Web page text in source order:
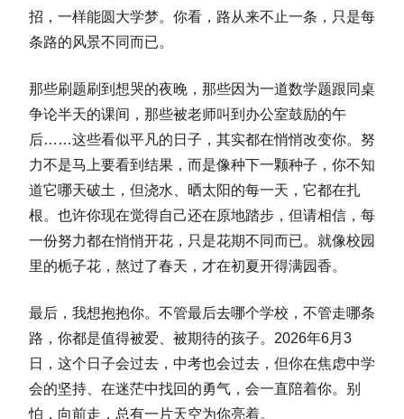
招，一样能圆大学梦。你看，路从来不止一条，只是每
条路的风景不同而已。
那些刷题刷到想哭的夜晚，那些因为一道数学题跟同桌
争论半天的课间，那些被老师叫到办公室鼓励的午
后……这些看似平凡的日子，其实都在悄悄改变你。努
力不是马上要看到结果，而是像种下一颗种子，你不知
道它哪天破土，但浇水、晒太阳的每一天，它都在扎
根。也许你现在觉得自己还在原地踏步，但请相信，每
一份努力都在悄悄开花，只是花期不同而已。就像校园
里的栀子花，熬过了春天，才在初夏开得满园香。
最后，我想抱抱你。不管最后去哪个学校，不管走哪条
路，你都是值得被爱、被期待的孩子。2026年6月3
日，这个日子会过去，中考也会过去，但你在焦虑中学
会的坚持、在迷茫中找回的勇气，会一直陪着你。别
怕，向前走，总有一片天空为你亮着。